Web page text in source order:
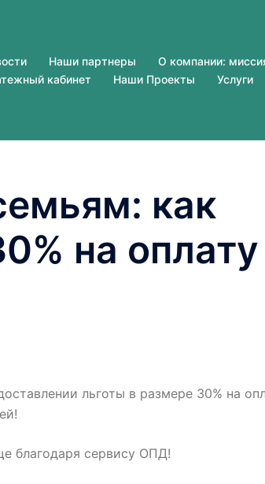
Наши партнеры О компании:
кабинет
Наши Проекты Услуги
как
на оплату
льготы в размере 30% на
благодаря сервису ОПД!